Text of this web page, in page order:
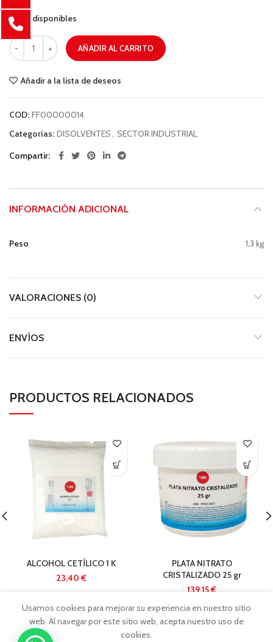
33 disponibles
AÑADIR AL CARRITO
Añadir a la lista de deseos
COD: FF00000014
Categorías: DISOLVENTES, SECTOR INDUSTRIAL
Compartir
INFORMACIÓN ADICIONAL
Peso 1,3 kg
VALORACIONES (0)
ENVÍOS
PRODUCTOS RELACIONADOS
ALCOHOL CETÍLICO 1 K
€
PLATA NITRATO
CRISTALIZADO 25 gr
€
Usamos cookies para mejorar su experiencia en nuestro sitio
web. Al navegar por este sitio web, acepta nuestro uso de
cookies.